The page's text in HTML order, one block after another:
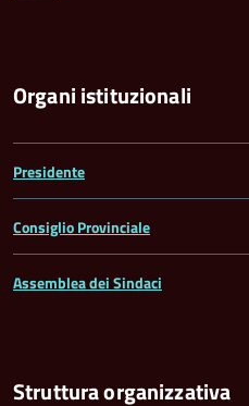
Organi istituzionali
Presidente
Consiglio Provinciale
Assemblea dei Sindaci
Struttura organizzativa